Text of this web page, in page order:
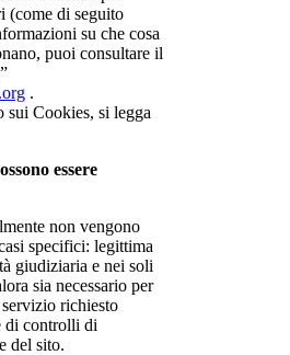
(come di seguito
su che cosa
puoi consultare il
.
Cookies, si legga
essere
non vengono
specifici: legittima
giudiziaria e nei soli
sia necessario per
richiesto
di controlli di
del sito.